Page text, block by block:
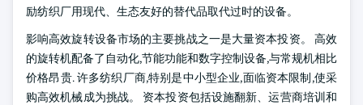
励纺织厂用现代、生态友好的替代品取代过时的设备。
影响高效旋转设备市场的主要挑战之一是大量资本投资。 高效
的旋转机配备了自动化,节能功能和数字控制设备,与常规机相比
价格昂贵. 许多纺织厂商,特别是中小型企业,面临资本限制,使采
购高效机械成为挑战。 资本投资包括设施翻新、运营商培训和